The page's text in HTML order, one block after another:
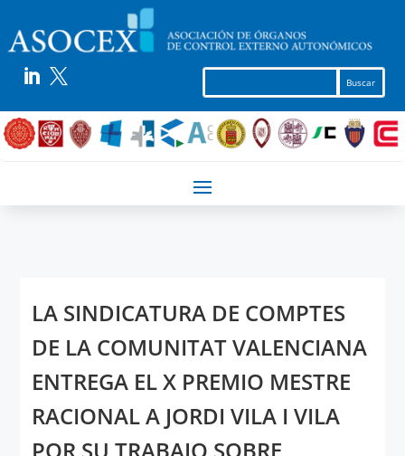
 
LA SINDICATURA DE COMPTES
DE LA COMUNITAT VALENCIANA
ENTREGA EL X PREMIO MESTRE
RACIONAL A JORDI VILA I VILA